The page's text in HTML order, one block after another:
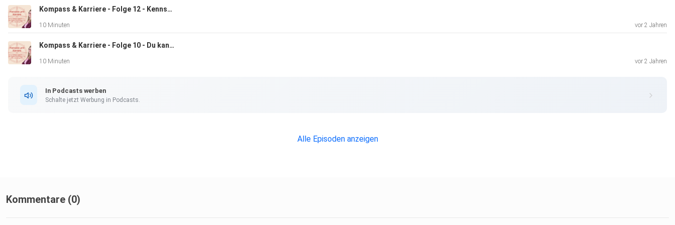
Kompass & Karriere - Folge 12 - Kennst Du die 4 Seiten einer Nachricht?
10 Minuten vor 2 Jahren
Kompass & Karriere - Folge 10 - Du kannst nicht nicht kommunizieren
10 Minuten vor 2 Jahren
In Podcasts werben
Schalte jetzt Werbung in Podcasts.
Alle Episoden anzeigen
Kommentare (0)